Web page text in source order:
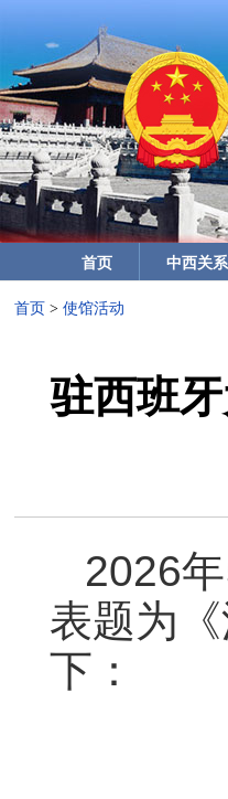
首页 中西关系
首页 > 使馆活动
驻西班
2026
表题为
下：